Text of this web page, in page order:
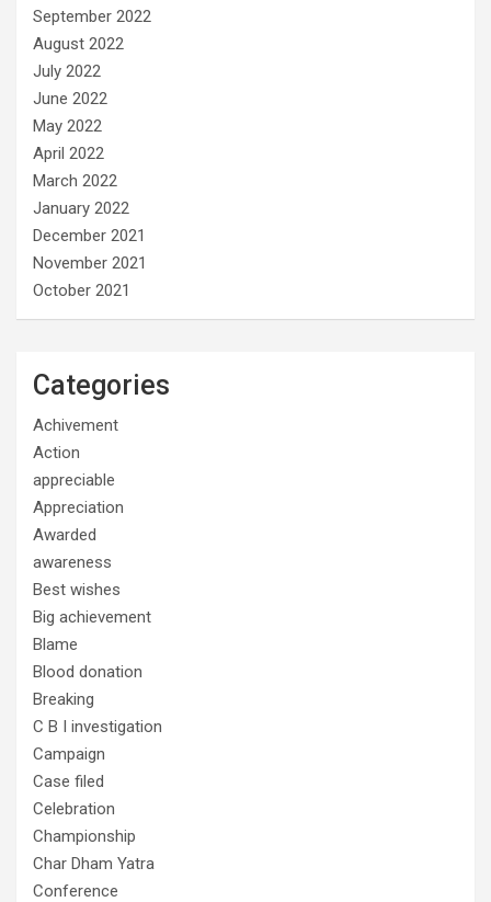
September 2022
August 2022
July 2022
June 2022
May 2022
April 2022
March 2022
January 2022
December 2021
November 2021
October 2021
Categories
Achivement
Action
appreciable
Appreciation
Awarded
awareness
Best wishes
Big achievement
Blame
Blood donation
Breaking
C B I investigation
Campaign
Case filed
Celebration
Championship
Char Dham Yatra
Conference